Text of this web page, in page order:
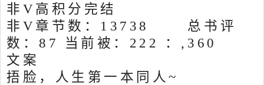
非V高积分完结
非V章节数：13738 总书评
数：87 当前被：222 ：,360
文案
捂脸，人生第一本同人~